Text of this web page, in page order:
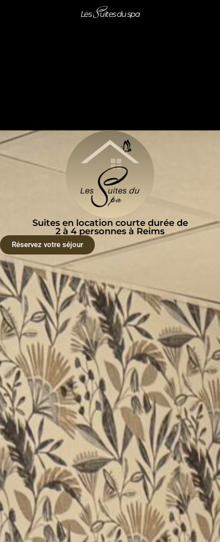
LesSuites du spa
Suites en location courte durée de
2 à 4 personnes à Reims
Réservez votre séjour